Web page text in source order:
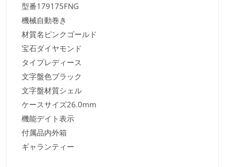
型番179175FNG
機械自動巻き
材質名ピンクゴールド
宝石ダイヤモンド
タイプレディース
文字盤色ブラック
文字盤材質シェル
ケースサイズ26.0mm
機能デイト表示
付属品内外箱
ギャランティー